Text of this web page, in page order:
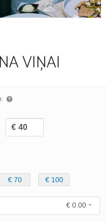
€ 70 € 100
€ 0.00